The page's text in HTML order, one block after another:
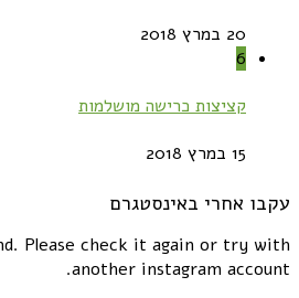
20 במרץ 2018
6
קציצות כרישה מושלמות
15 במרץ 2018
עקבו אחרי באינסטגרם
Please check it again or try with
another instagram account.